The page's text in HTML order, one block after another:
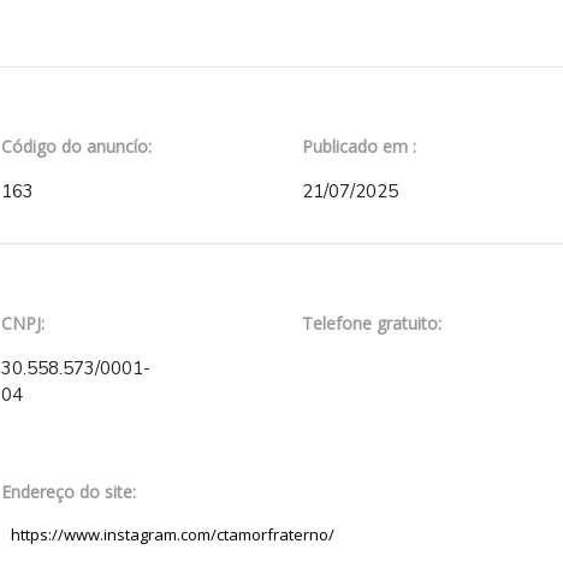
Código do anuncío:
163
Publicado em :
21/07/2025
CNPJ:
30.558.573/0001-
04
Telefone gratuito:
Endereço do site:
https://www.instagram.com/ctamorfraterno/